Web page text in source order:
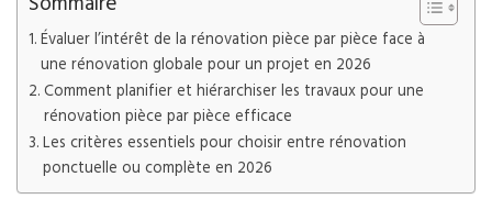
Évaluer l’intérêt de la rénovation pièce par pièce face à
une rénovation globale pour un projet en 2026
Comment planifier et hiérarchiser les travaux pour une
rénovation pièce par pièce efficace
Les critères essentiels pour choisir entre rénovation
ponctuelle ou complète en 2026